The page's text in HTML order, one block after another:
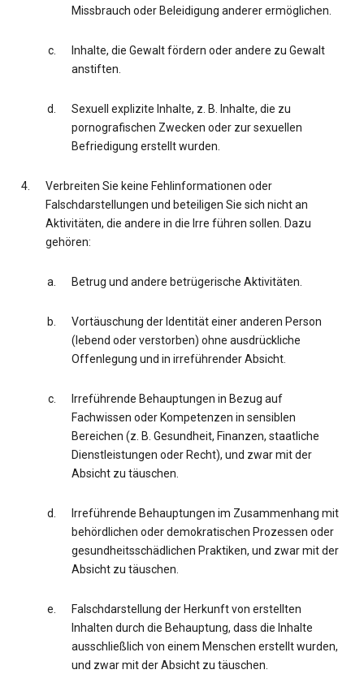
Missbrauch oder Beleidigung anderer ermöglichen.
Inhalte, die Gewalt fördern oder andere zu Gewalt
anstiften.
Sexuell explizite Inhalte, z. B. Inhalte, die zu
pornografischen Zwecken oder zur sexuellen
Befriedigung erstellt wurden.
Verbreiten Sie keine Fehlinformationen oder
Falschdarstellungen und beteiligen Sie sich nicht an
Aktivitäten, die andere in die Irre führen sollen. Dazu
gehören:
Betrug und andere betrügerische Aktivitäten.
Vortäuschung der Identität einer anderen Person
(lebend oder verstorben) ohne ausdrückliche
Offenlegung und in irreführender Absicht.
Irreführende Behauptungen in Bezug auf
Fachwissen oder Kompetenzen in sensiblen
Bereichen (z. B. Gesundheit, Finanzen, staatliche
Dienstleistungen oder Recht), und zwar mit der
Absicht zu täuschen.
Irreführende Behauptungen im Zusammenhang mit
behördlichen oder demokratischen Prozessen oder
gesundheitsschädlichen Praktiken, und zwar mit der
Absicht zu täuschen.
Falschdarstellung der Herkunft von erstellten
Inhalten durch die Behauptung, dass die Inhalte
ausschließlich von einem Menschen erstellt wurden,
und zwar mit der Absicht zu täuschen.